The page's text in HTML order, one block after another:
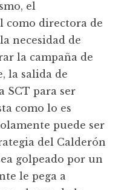
el
como directora de
necesidad de
la campaña de
la salida de
SCT para ser
como lo es
puede ser
del Calderón
golpeado por un
le pega a